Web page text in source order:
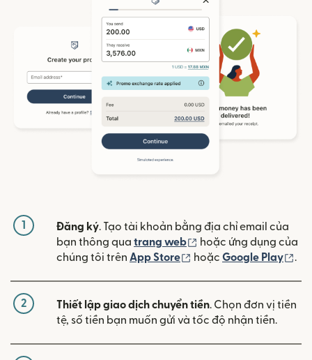
1 Đăng ký. Tạo tài khoản bằng địa chỉ email của
bạn thông qua trang web (mở trong cửa sổ mới)
hoặc ứng dụng của
chúng tôi trên App Store (mở trong cửa sổ mới)
hoặc Google Play .
2 Thiết lập giao dịch chuyển tiền. Chọn đơn vị tiền
tệ, số tiền bạn muốn gửi và tốc độ nhận tiền.